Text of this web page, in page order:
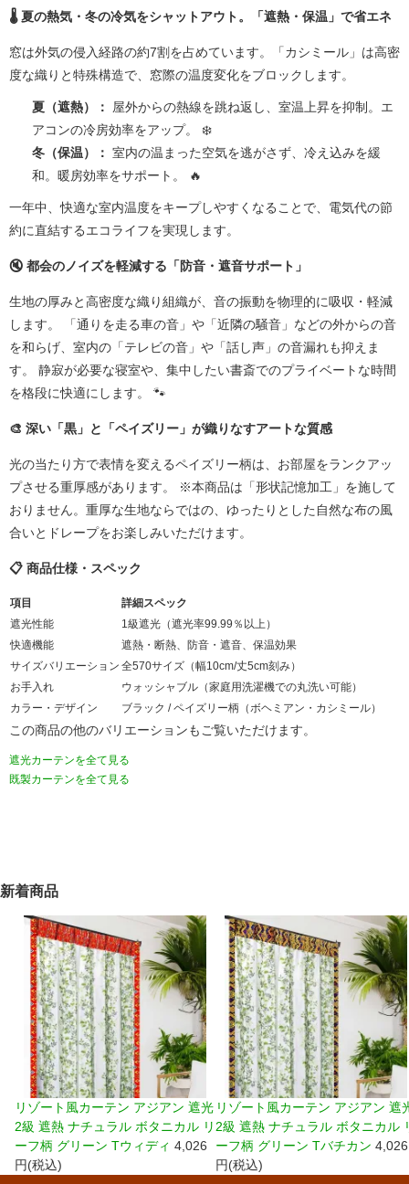
🌡️ 夏の熱気・冬の冷気をシャットアウト。「遮熱・保温」で省エネ
窓は外気の侵入経路の約7割を占めています。「カシミール」は高密
度な織りと特殊構造で、窓際の温度変化をブロックします。
夏（遮熱）：
屋外からの熱線を跳ね返し、室温上昇を抑制。エ
アコンの冷房効率をアップ。 ❄️
冬（保温）： 室内の温まった空気を逃がさず、冷え込みを緩
和。暖房効率をサポート。 🔥
一年中、快適な室内温度をキープしやすくなることで、電気代の節
約に直結するエコライフを実現します。
🔇 都会のノイズを軽減する「防音・遮音サポート」
生地の厚みと高密度な織り組織が、音の振動を物理的に吸収・軽減
します。 「通りを走る車の音」や「近隣の騒音」などの外からの音
を和らげ、室内の「テレビの音」や「話し声」の音漏れも抑えま
す。 静寂が必要な寝室や、集中したい書斎でのプライベートな時間
を格段に快適にします。 🐾
🎨 深い「黒」と「ペイズリー」が織りなすアートな質感
光の当たり方で表情を変えるペイズリー柄は、お部屋をランクアッ
プさせる重厚感があります。 ※本商品は「形状記憶加工」を施して
おりません。重厚な生地ならではの、ゆったりとした自然な布の風
合いとドレープをお楽しみいただけます。
📋 商品仕様・スペック
項目
詳細スペック
遮光性能
1級遮光（遮光率99.99％以上）
快適機能
遮熱・断熱、防音・遮音、保温効果
サイズバリエーション 全570サイズ（幅10cm/丈5cm刻み）
お手入れ
ウォッシャブル（家庭用洗濯機での丸洗い可能）
カラー・デザイン
ブラック / ペイズリー柄（ボヘミアン・カシミール）
この商品の他のバリエーションもご覧いただけます。
遮光カーテンを全て見る
既製カーテンを全て見る
新着商品
リゾート風カーテン アジアン 遮光
2級 遮熱 ナチュラル ボタニカル リ
ーフ柄 グリーン Tウィディ 4,026
円(税込)
リゾート風カーテン アジアン 遮
2級 遮熱 ナチュラル ボタニカル
ーフ柄 グリーン Tバチカン 4,026
円(税込)